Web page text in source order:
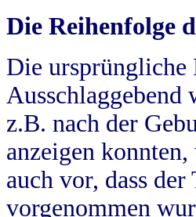
Die Reihenfolge
Die ursprüngliche
Ausschlaggebend
z.B. nach der
anzeigen
auch vor, dass
vorgenommen